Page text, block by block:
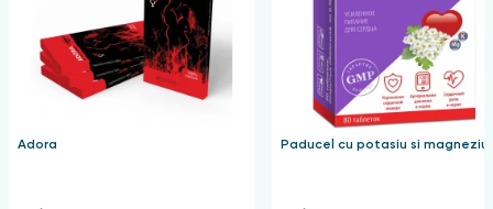
Adora Paducel cu potasiu si magneziu